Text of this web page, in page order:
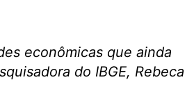
econômicas que ainda
do IBGE, Rebeca